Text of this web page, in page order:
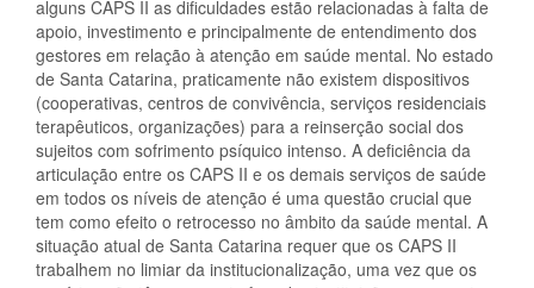
alguns CAPS II as dificuldades estão relacionadas à falta de
apoio, investimento e principalmente de entendimento dos
gestores em relação à atenção em saúde mental. No estado
de Santa Catarina, praticamente não existem dispositivos
(cooperativas, centros de convivência, serviços residenciais
terapêuticos, organizações) para a reinserção social dos
sujeitos com sofrimento psíquico intenso. A deficiência da
articulação entre os CAPS II e os demais serviços de saúde
em todos os níveis de atenção é uma questão crucial que
tem como efeito o retrocesso no âmbito da saúde mental. A
situação atual de Santa Catarina requer que os CAPS II
trabalhem no limiar da institucionalização, uma vez que os